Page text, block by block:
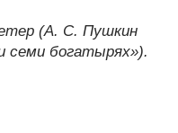
(А. С. Пушкин
семи богатырях»).